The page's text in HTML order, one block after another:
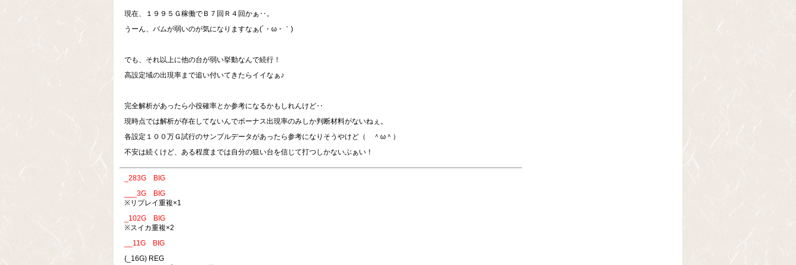
現在、１９９５Ｇ稼働でＢ７回Ｒ４回かぁ‥。
うーん、バムが弱いのが気になりますなぁ(´・ω・｀)
でも、それ以上に他の台が弱い挙動なんで続行！
高設定域の出現率まで追い付いてきたらイイなぁ♪
完全解析があったら小役確率とか参考になるかもしれんけど‥
現時点では解析が存在してないんでボーナス出現率のみしか判断材料がないねぇ。
各設定１００万Ｇ試行のサンプルデータがあったら参考になりそうやけど（ ＾ω＾）
不安は続くけど、ある程度までは自分の狙い台を信じて打つしかないぶぁい！
_283G BIG
___3G BIG
※リプレイ重複×1
_102G BIG
※スイカ重複×2
__11G BIG
(_16G) REG